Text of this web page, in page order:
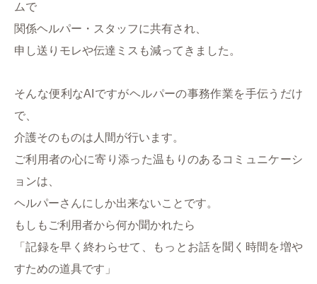
ムで
関係ヘルパー・スタッフに共有され、
申し送りモレや伝達ミスも減ってきました。
そんな便利なAIですがヘルパーの事務作業を手伝うだけ
で、
介護そのものは人間が行います。
ご利用者の心に寄り添った温もりのあるコミュニケーシ
ョンは、
ヘルパーさんにしか出来ないことです。
もしもご利用者から何か聞かれたら
「記録を早く終わらせて、もっとお話を聞く時間を増や
すための道具です」